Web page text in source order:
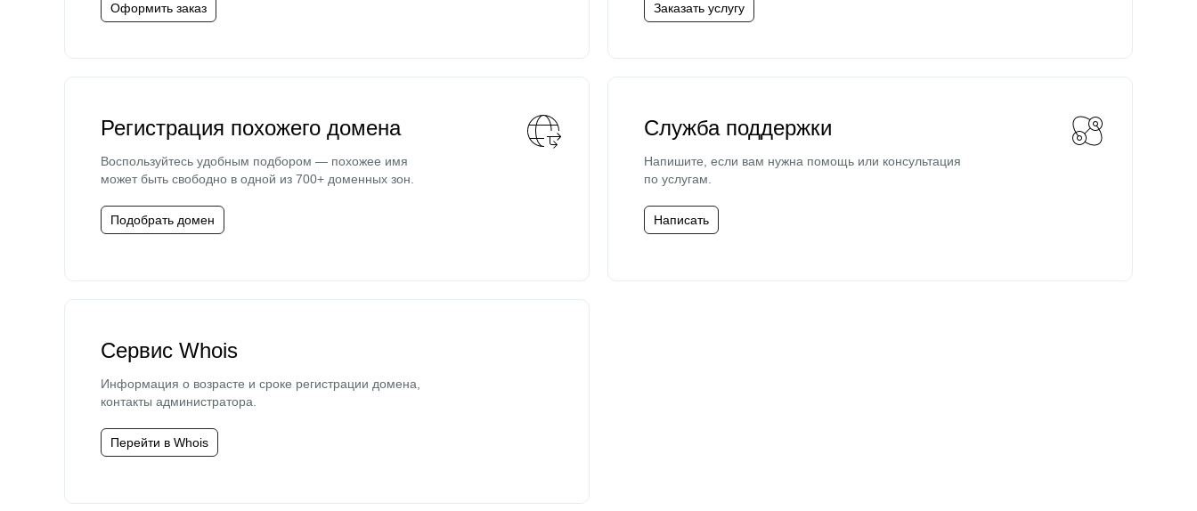
Оформить заказ Заказать услугу
Регистрация похожего домена
Воспользуйтесь удобным подбором — похожее имя
может быть свободно в одной из 700+ доменных зон.
Подобрать домен
Служба поддержки
Напишите, если вам нужна помощь или консультация
по услугам.
Написать
Сервис Whois
Информация о возрасте и сроке регистрации домена,
контакты администратора.
Перейти в Whois